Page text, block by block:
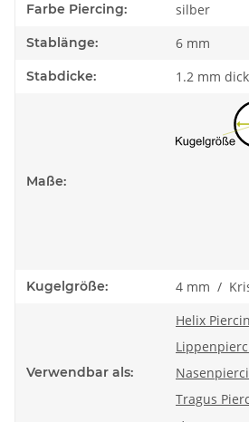
Farbe Piercing: silber
Stablänge: 6 mm
Stabdicke: 1.2 mm
Maße:
Kugelgröße: 4 mm /
Verwendbar als:
Helix
Tragus